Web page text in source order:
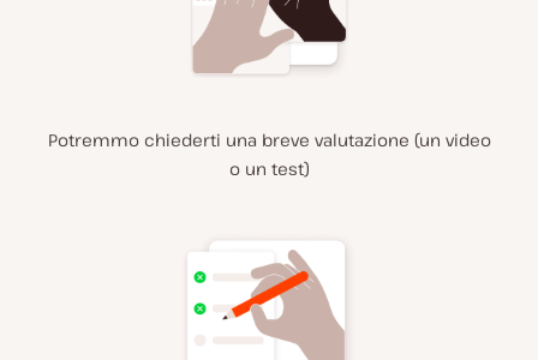
Potremmo chiederti una breve valutazione (un video
o un test)